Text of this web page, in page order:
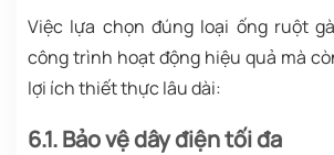
Việc lựa chọn đúng loại ống ruột
công trình hoạt động hiệu quả mà
lợi ích thiết thực lâu dài:
6.1. Bảo vệ dây điện tối đa